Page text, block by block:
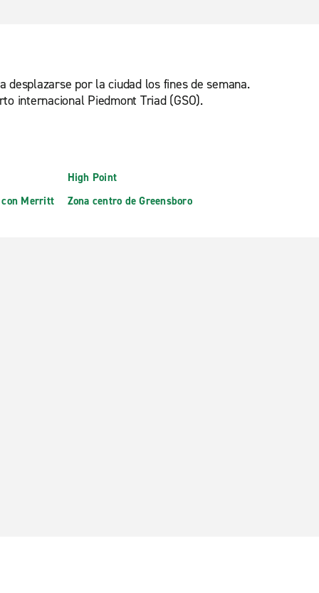
por la ciudad los fines de semana.
internacional Piedmont Triad (GSO).
con Merritt
High Point
Zona centro de Greensboro